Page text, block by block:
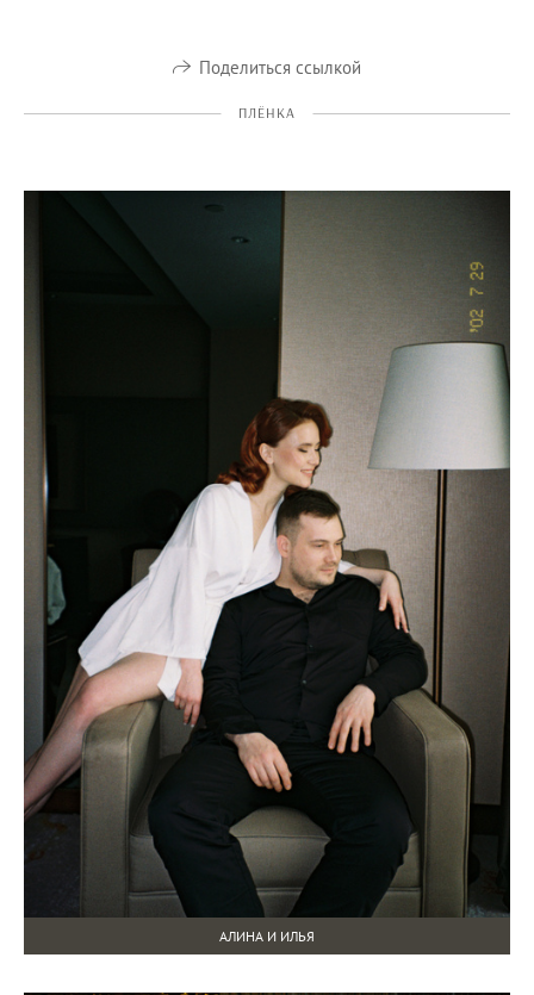
Поделиться ссылкой
ПЛЁНКА
АЛИНА И ИЛЬЯ